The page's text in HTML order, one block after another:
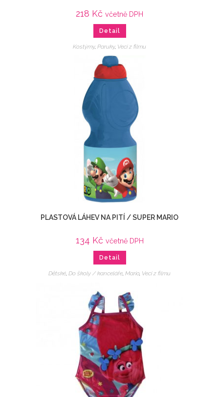
218 Kč včetně DPH
Detail
Kostýmy, Paruky, Veci z filmu
PLASTOVÁ LÁHEV NA PITÍ / SUPER MARIO
134 Kč včetně DPH
Detail
Dětské, Do školy / kanceláře, Mario, Veci z filmu